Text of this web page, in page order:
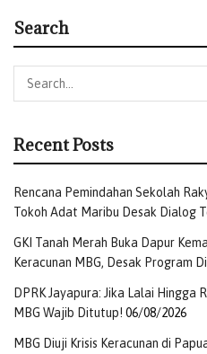
Search
Recent Posts
Rencana Pemindahan Sekolah
Tokoh Adat Maribu Desak Dialog
GKI Tanah Merah Buka Dapur
Keracunan MBG, Desak Program
DPRK Jayapura: Jika Lalai Hingga
MBG Wajib Ditutup! 06/08/2026
MBG Diuji Krisis Keracunan di